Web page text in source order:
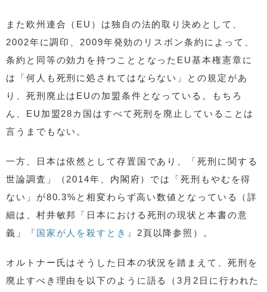
また欧州連合（EU）は独自の法的取り決めとして、
2002年に調印、2009年発効のリスボン条約によって、
条約と同等の効力を持つこととなったEU基本権憲章に
は「何人も死刑に処されてはならない」との規定があ
り、死刑廃止はEUの加盟条件となっている。もちろ
ん、EU加盟28カ国はすべて死刑を廃止していることは
言うまでもない。
一方、日本は依然として存置国であり、「死刑に関する
世論調査」（2014年、内閣府）では「死刑もやむを得
ない」が80.3%と相変わらず高い数値となっている（詳
細は、村井敏邦「日本における死刑の現状と本書の意
義」
『国家が人を殺すとき』 2頁以降参照）。
オルトナー氏はそうした日本の状況を踏まえて、死刑を
廃止すべき理由を以下のように語る（3月2日に行われた